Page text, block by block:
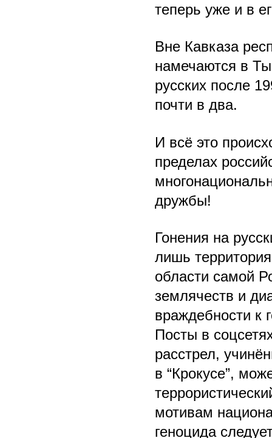
теперь уже и в
Вне Кавказа
намечаются в
русских после
почти в два.
И всё это
пределах
дружбы!
Гонения на
лишь
области самой
землячеств и
враждебности к
Посты в
расстрел,
в “Крокусе”,
мотивам
геноцида